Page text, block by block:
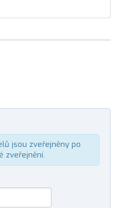
jsou zveřejněny po
zveřejnění.